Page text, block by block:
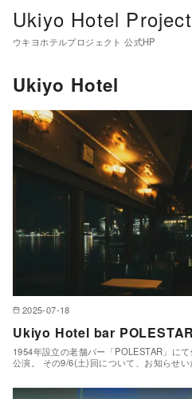
Ukiyo Hotel Project
ウキヨホテルプロジェクト 公式HP
Ukiyo Hotel
2025-07-18
Ukiyo Hotel bar
1954年設立の老舗バー「POLESTAR」に
公演。 その9/6(土)回について、お知らせい